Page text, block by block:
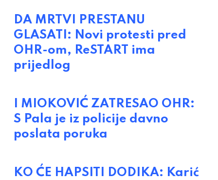
DA MRTVI PRESTANU
GLASATI: Novi protesti pred
OHR-om, ReSTART ima
prijedlog
I MIOKOVIĆ ZATRESAO OHR:
S Pala je iz policije davno
poslata poruka
KO ĆE HAPSITI DODIKA: Karić